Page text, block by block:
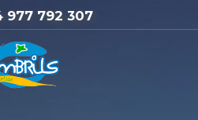
977 792 307